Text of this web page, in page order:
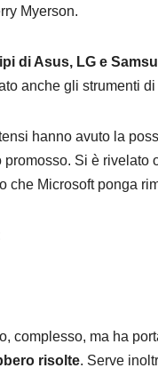
Myerson.
di Asus, LG e
anche gli strumenti
hanno avuto la
Si è
che Microsoft ponga
complesso, ma ha
risolte. Serve